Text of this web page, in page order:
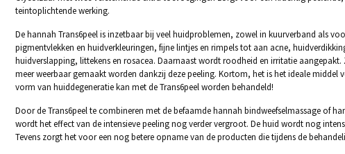
teintoplichtende werking.
De hannah Trans6peel is inzetbaar bij veel huidproblemen, zowel in kuurverband als
pigmentvlekken en huidverkleuringen, fijne lintjes en rimpels tot aan acne,
huidverslapping, littekens en rosacea. Daarnaast wordt roodheid en irritatie aangepakt.
meer weerbaar gemaakt worden dankzij deze peeling. Kortom, het is het ideale middel
vorm van huiddegeneratie kan met de Trans6peel worden behandeld!
Door de Trans6peel te combineren met de befaamde hannah bindweefselmassage of
wordt het effect van de intensieve peeling nog verder vergroot. De huid wordt nog
Tevens zorgt het voor een nog betere opname van de producten die tijdens de